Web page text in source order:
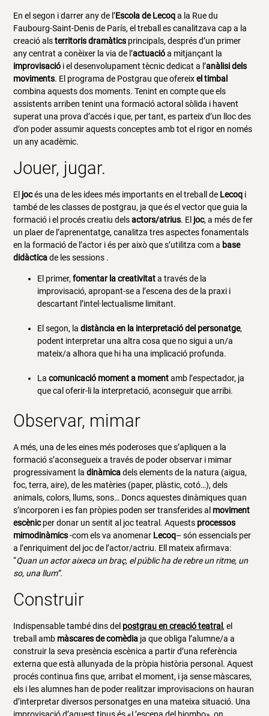
En el segon i darrer any de l’Escola de Lecoqa la Rue du
Faubourg-Saint-Denis de París, el treball es canalitzava cap a la
creació alsterritoris dramàtics principals, després d’un primer
any centrat a conèixer la via de l’actuacióa mitjançant la
improvisació i el desenvolupament tècnic dedicat a l’anàlisi dels
moviments. El programa de Postgrau que ofereixel timbal
combina aquests dos moments. Tenint en compte que els
assistents arriben tenint una formació actoral sòlida i havent
superat una prova d’accés i que, per tant, es parteix d’un lloc des
d’on poder assumir aquests conceptes amb tot el rigor en només
un any acadèmic.
Jouer, jugar.
El jocés una de les idees més importants en el treball de Lecoq i
també de les classes de postgrau, ja que és el vector que guia la
formació i el procés creatiu delsactors/atrius. El joc, a més de fer
un plaer de l’aprenentatge, canalitza tres aspectes fonamentals
en la formació de l’actor i és per això que s’utilitza com a base
didàcticade les sessions .
El primer,fomentar la creativitata través de la
improvisació, apropant-se a l’escena des de la praxi i
descartant l’intel·lectualisme limitant.
El segon, ladistància en la interpretació del personatge,
podent interpretar una altra cosa que no sigui a un/a
mateix/a alhora que hi ha una implicació profunda.
Lacomunicació moment a momentamb l’espectador, ja
que cal oferir-li la interpretació, aconseguir que arribi.
Observar, mimar
A més, una de les eines més poderoses que s’apliquen a la
formació s’aconsegueix a través de poder observar i mimar
progressivament ladinàmicadels elements de la natura (aigua,
foc, terra, aire), de les matèries (paper, plàstic, cotó…), dels
animals, colors, llums, sons… Doncs aquestes dinàmiques quan
s’incorporen i es fan pròpies poden ser transferides al moviment
escènicper donar un sentit al joc teatral. Aquests processos
mimodinàmics-com els va anomenar Lecoq– són essencials per
a l’enriquiment del joc de l’actor/actriu. Ell mateix afirmava:
“Quan un actor aixeca un braç, el públic ha de rebre un ritme, un
so, una llum”.
Construir
Indispensable també dins del postgrau en creació teatral , el
treball amb màscares de comèdia ja que obliga l’alumne/a a
construir la seva presència escènica a partir d’una referència
externa que està allunyada de la pròpia història personal. Aquest
procés continua fins que, arribat el moment, i ja sense màscares,
els i les alumnes han de poder realitzar improvisacions on hauran
d’interpretar diversos personatges en una mateixa situació. Una
improvisació d’aquest tipus és «L’escena del biombo», on